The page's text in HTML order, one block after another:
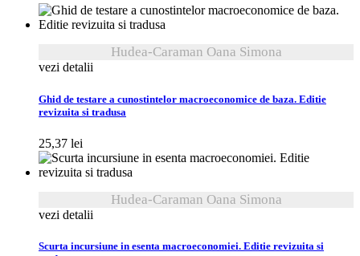
recente
Hudea-Caraman Oana Simona
vezi detalii
Ghid de testare a cunostintelor macroeconomice de baza. Editie
revizuita si tradusa
25,37 lei
Hudea-Caraman Oana Simona
vezi detalii
Scurta incursiune in esenta macroeconomiei. Editie revizuita si